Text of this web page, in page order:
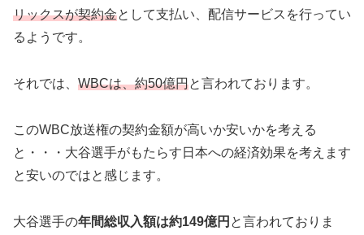
リックスが契約金として支払い、配信サービスを行ってい
るようです。
それでは、 WBCは、約50億円と言われております。
このWBC放送権の契約金額が高いか安いかを考える
と・・・大谷選手がもたらす日本への経済効果を考えます
と安いのではと感じます。
大谷選手の年間総収入額は約149億円 と言われておりま